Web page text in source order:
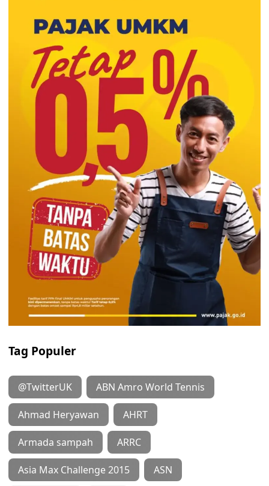
Tag Populer
@TwitterUK ABN Amro World Tennis
Ahmad Heryawan AHRT
Armada sampah ARRC
Asia Max Challenge 2015 ASN